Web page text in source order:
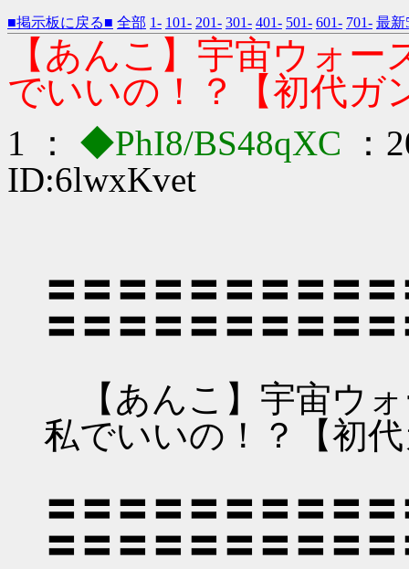
■掲示板に戻る■ 全部 1- 101- 201- 301- 401- 501- 601- 701- 最新
【あんこ】宇宙ウォ
でいいの！？【初代ガ
1 ： ◆PhI8/BS48qXC
：
ID:6lwxKvet
〓〓〓〓〓〓〓〓〓
〓〓〓〓〓〓〓〓〓
【あんこ】宇宙ウォ
私でいいの！？【初
〓〓〓〓〓〓〓〓〓
〓〓〓〓〓〓〓〓〓